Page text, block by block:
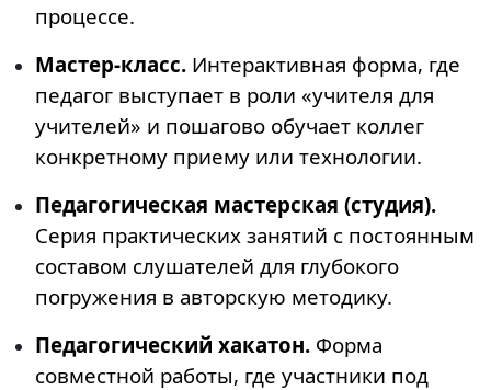
процессе.
Мастер-класс. Интерактивная форма, где
педагог выступает в роли «учителя для
учителей» и пошагово обучает коллег
конкретному приему или технологии.
Педагогическая мастерская (студия).
Серия практических занятий с постоянным
составом слушателей для глубокого
погружения в авторскую методику.
Педагогический хакатон. Форма
совместной работы, где участники под